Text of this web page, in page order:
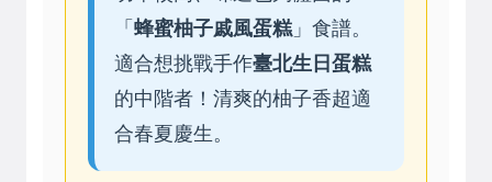
「 蜂蜜柚子戚風蛋糕 」食譜。
適合想挑戰手作臺北生日蛋糕
的中階者！清爽的柚子香超適
合春夏慶生。